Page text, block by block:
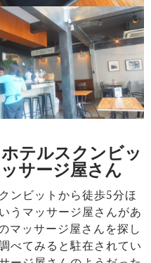
テルスクンビッ
サージ屋さん
ンビットから徒歩5分ほ
うマッサージ屋さんがあ
マッサージ屋さんを探し
べてみると駐在されてい